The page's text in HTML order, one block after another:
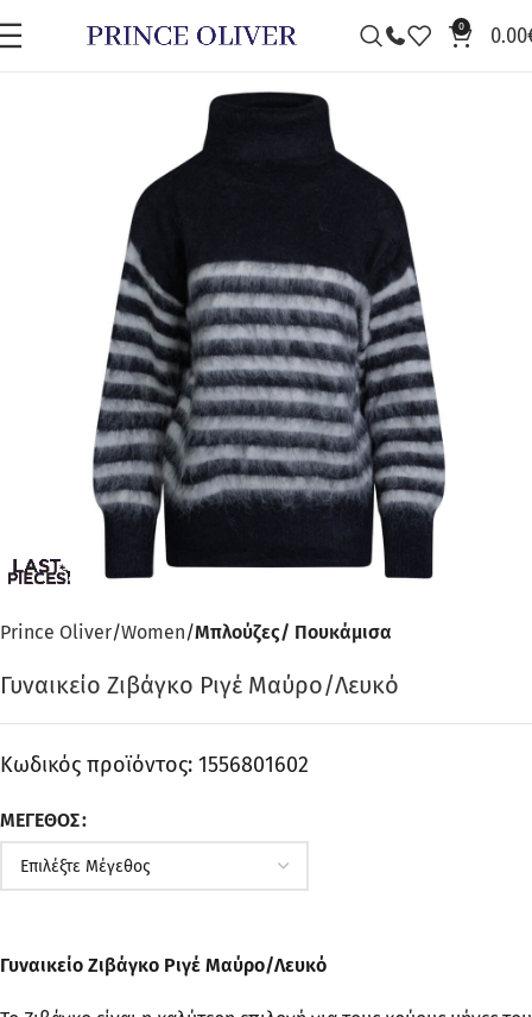
0 0.00
Prince Oliver Women Μπλούζες/ Πουκάμισα
Γυναικείο Ζιβάγκο Ριγέ Μαύρο/Λευκό
Κωδικός προϊόντος: 1556801602
ΜΈΓΕΘΟΣ
Γυναικείο Ζιβάγκο Ριγέ Μαύρο/Λευκό